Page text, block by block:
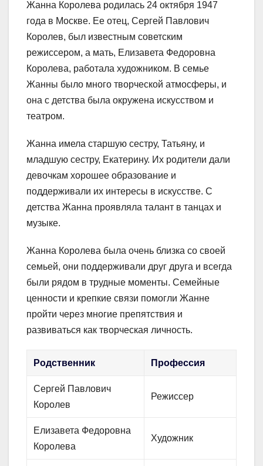
Жанна Королева родилась 24 октября 1947
года в Москве. Ее отец, Сергей Павлович
Королев, был известным советским
режиссером, а мать, Елизавета Федоровна
Королева, работала художником. В семье
Жанны было много творческой атмосферы, и
она с детства была окружена искусством и
театром.
Жанна имела старшую сестру, Татьяну, и
младшую сестру, Екатерину. Их родители дали
девочкам хорошее образование и
поддерживали их интересы в искусстве. С
детства Жанна проявляла талант в танцах и
музыке.
Жанна Королева была очень близка со своей
семьей, они поддерживали друг друга и всегда
были рядом в трудные моменты. Семейные
ценности и крепкие связи помогли Жанне
пройти через многие препятствия и
развиваться как творческая личность.
Родственник Профессия
Сергей Павлович
Королев
Режиссер
Елизавета Федоровна
Королева
Художник